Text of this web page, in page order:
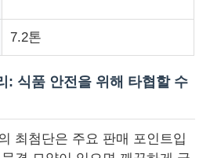
7.2톤
: 식품 안전을 위해 타협할 수
최첨단은 주요 판매 포인트입